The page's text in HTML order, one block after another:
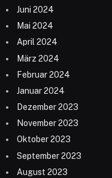
Juni 2024
Mai 2024
April 2024
März 2024
Februar 2024
Januar 2024
Dezember 2023
November 2023
Oktober 2023
September 2023
August 2023